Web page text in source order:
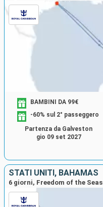
BAMBINI DA 99€
-60% sul 2° passeggero
Partenza da Galveston
gio 09 set 2027
STATI UNITI, BAHAMAS
6 giorni, Freedom of the Seas